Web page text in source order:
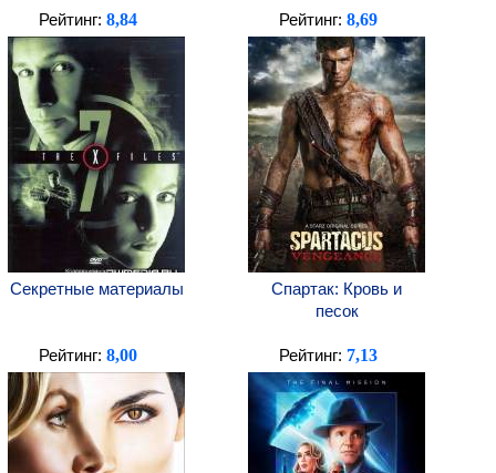
Рейтинг: 8,84
Секретные материалы
Рейтинг: 8,69
Спартак: Кровь и
песок
Рейтинг: 8,00 Рейтинг: 7,13